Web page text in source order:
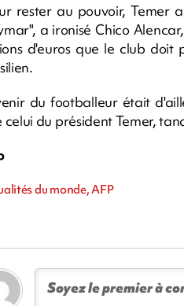
rester au pouvoir, Temer
a ironisé Chico
d'euros que le club doit
du footballeur était
celui du président Temer,
du monde, AFP